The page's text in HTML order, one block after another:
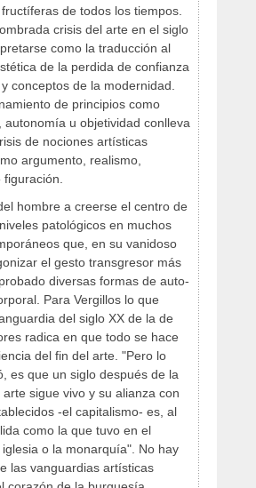
de todos los tiempos.
crisis del arte en el siglo
como la traducción al
de la perdida de confianza
conceptos de la modernidad.
de principios como
autonomía u objetividad conlleva
de nociones artísticas
argumento, realismo,
hombre a creerse el centro de
patológicos en muchos
que, en su vanidoso
el gesto transgresor más
diversas formas de auto-
Para Vergillos lo que
del siglo XX de la de
radica en que todo se hace
del fin del arte. "Pero lo
es que un siglo después de la
sigue vivo y su alianza con
-el capitalismo- es, al
como la que tuvo en el
o la monarquía". No hay
las vanguardias artísticas